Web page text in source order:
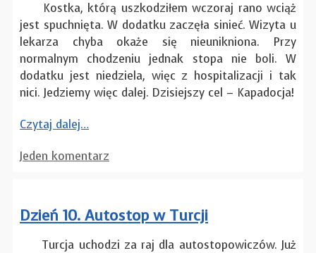
Kostka, którą uszkodziłem wczoraj rano wciąż
jest spuchnięta. W dodatku zaczęła sinieć. Wizyta u
lekarza chyba okaże się nieunikniona. Przy
normalnym chodzeniu jednak stopa nie boli. W
dodatku jest niedziela, więc z hospitalizacji i tak
nici. Jedziemy więc dalej. Dzisiejszy cel – Kapadocja!
Czytaj dalej…
Jeden komentarz
Dzień 10. Autostop w Turcji
Turcja uchodzi za raj dla autostopowiczów. Już